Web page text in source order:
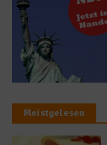
Meistgelesen